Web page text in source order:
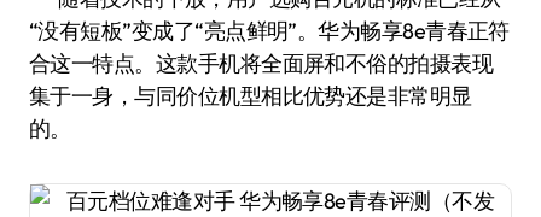
“没有短板”变成了“亮点鲜明”。华为畅享8e青春正符
合这一特点。这款手机将全面屏和不俗的拍摄表现
集于一身，与同价位机型相比优势还是非常明显
的。